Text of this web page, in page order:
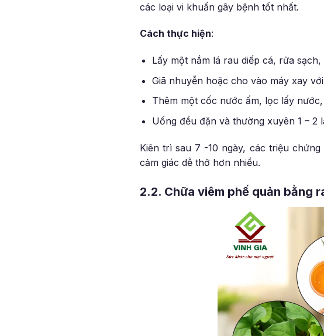
các loại vi khuẩn gây bệnh tốt nhất.
Cách thực hiện:
Lấy một nắm lá rau diếp cá, rửa
Giã nhuyễn hoặc cho vào máy xay
Thêm một cốc nước ấm, lọc lấy
Uống đều đặn và thường xuyên 1 – 2
Kiên trì sau 7 -10 ngày, các triệu
cảm giác dễ thở hơn nhiều.
2.2. Chữa viêm phế quản bằng